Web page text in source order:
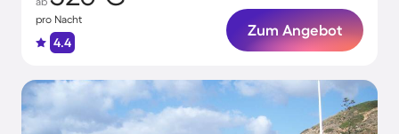
pro Nacht
4.4
Zum Angebot